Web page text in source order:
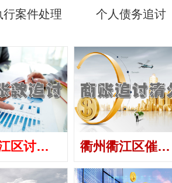
行案件处理 个人债务追讨
衢州衢江区讨债公司 衢州衢江区催债公司